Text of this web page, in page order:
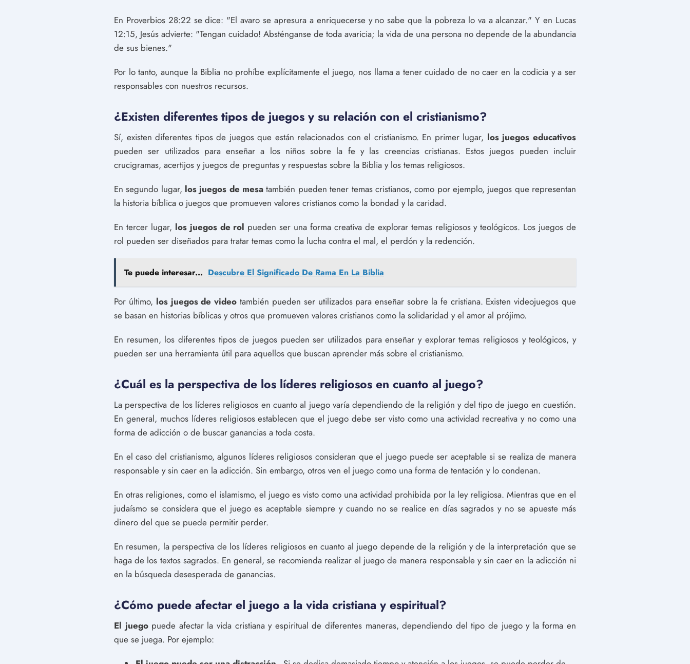
En Proverbios 28:22 se dice: "El avaro se apresura a enriquecerse y no sabe que la pobreza lo va a alcanzar." Y en Lucas
12:15, Jesús advierte: "Tengan cuidado! Absténganse de toda avaricia; la vida de una persona no depende de la abundancia
de sus bienes."
Por lo tanto, aunque la Biblia no prohíbe explícitamente el juego, nos llama a tener cuidado de no caer en la codicia y a ser
responsables con nuestros recursos.
¿Existen diferentes tipos de juegos y su relación con el cristianismo?
Sí, existen diferentes tipos de juegos que están relacionados con el cristianismo. En primer lugar, los juegos educativos
pueden ser utilizados para enseñar a los niños sobre la fe y las creencias cristianas. Estos juegos pueden incluir
crucigramas, acertijos y juegos de preguntas y respuestas sobre la Biblia y los temas religiosos.
En segundo lugar, los juegos de mesa también pueden tener temas cristianos, como por ejemplo, juegos que representan
la historia bíblica o juegos que promueven valores cristianos como la bondad y la caridad.
En tercer lugar, los juegos de rol pueden ser una forma creativa de explorar temas religiosos y teológicos. Los juegos de
rol pueden ser diseñados para tratar temas como la lucha contra el mal, el perdón y la redención.
Te puede interesar... Descubre El Significado De Rama En La Biblia
Por último, los juegos de video también pueden ser utilizados para enseñar sobre la fe cristiana. Existen videojuegos que
se basan en historias bíblicas y otros que promueven valores cristianos como la solidaridad y el amor al prójimo.
En resumen, los diferentes tipos de juegos pueden ser utilizados para enseñar y explorar temas religiosos y teológicos, y
pueden ser una herramienta útil para aquellos que buscan aprender más sobre el cristianismo.
¿Cuál es la perspectiva de los líderes religiosos en cuanto al juego?
La perspectiva de los líderes religiosos en cuanto al juego varía dependiendo de la religión y del tipo de juego en cuestión.
En general, muchos líderes religiosos establecen que el juego debe ser visto como una actividad recreativa y no como una
forma de adicción o de buscar ganancias a toda costa.
En el caso del cristianismo, algunos líderes religiosos consideran que el juego puede ser aceptable si se realiza de manera
responsable y sin caer en la adicción. Sin embargo, otros ven el juego como una forma de tentación y lo condenan.
En otras religiones, como el islamismo, el juego es visto como una actividad prohibida por la ley religiosa. Mientras que en el
judaísmo se considera que el juego es aceptable siempre y cuando no se realice en días sagrados y no se apueste más
dinero del que se puede permitir perder.
En resumen, la perspectiva de los líderes religiosos en cuanto al juego depende de la religión y de la interpretación que se
haga de los textos sagrados. En general, se recomienda realizar el juego de manera responsable y sin caer en la adicción ni
en la búsqueda desesperada de ganancias.
¿Cómo puede afectar el juego a la vida cristiana y espiritual?
El juegopuede afectar la vida cristiana y espiritual de diferentes maneras, dependiendo del tipo de juego y la forma en
que se juega. Por ejemplo: